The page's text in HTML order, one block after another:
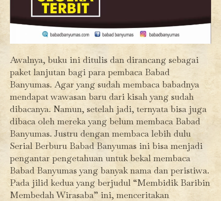
Awalnya, buku ini ditulis dan dirancang sebagai
paket lanjutan bagi para pembaca Babad
Banyumas. Agar yang sudah membaca babadnya
mendapat wawasan baru dari kisah yang sudah
dibacanya. Namun, setelah jadi, ternyata bisa juga
dibaca oleh mereka yang belum membaca Babad
Banyumas. Justru dengan membaca lebih dulu
Serial Berburu Babad Banyumas ini bisa menjadi
pengantar pengetahuan untuk bekal membaca
Babad Banyumas yang banyak nama dan peristiwa.
Pada jilid kedua yang berjudul “Membidik Baribin
Membedah Wirasaba” ini, menceritakan